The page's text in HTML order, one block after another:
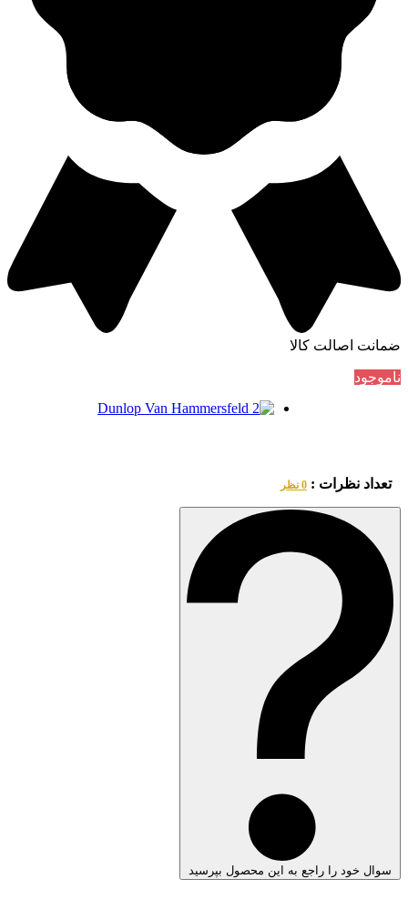
ضمانت اصالت کالا
ناموجود
تعداد نظرات : 0 نظر
سوال خود را راجع به این محصول بپرسید